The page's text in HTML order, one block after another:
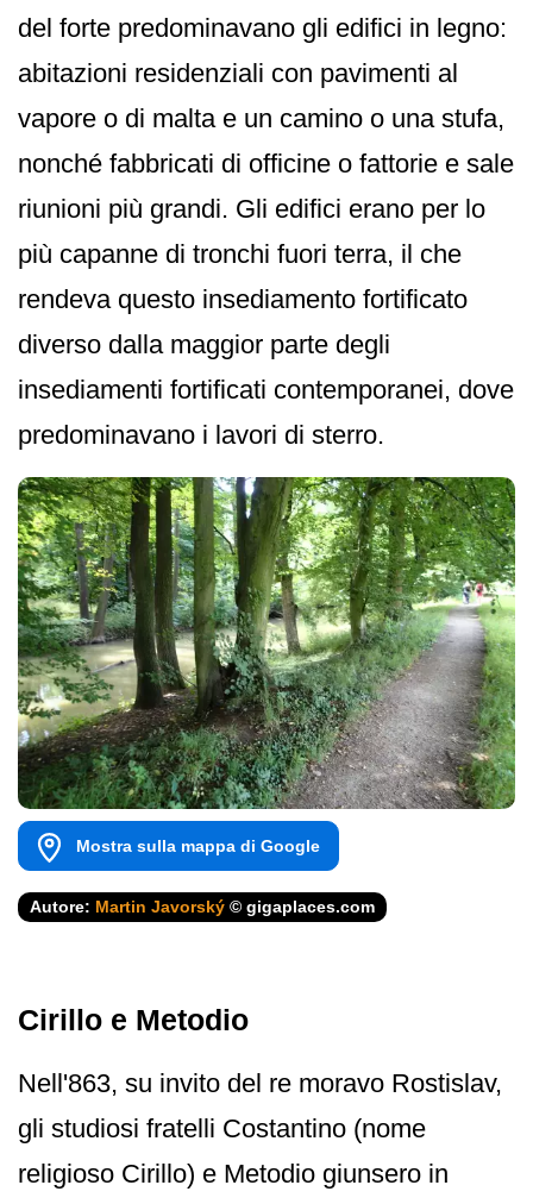
del forte predominavano gli edifici in legno:
abitazioni residenziali con pavimenti al
vapore o di malta e un camino o una stufa,
nonché fabbricati di officine o fattorie e sale
riunioni più grandi. Gli edifici erano per lo
più capanne di tronchi fuori terra, il che
rendeva questo insediamento fortificato
diverso dalla maggior parte degli
insediamenti fortificati contemporanei, dove
predominavano i lavori di sterro.
Mostra sulla mappa di Google
Autore: Martin Javorský © gigaplaces.com
Cirillo e Metodio
Nell'863, su invito del re moravo Rostislav,
gli studiosi fratelli Costantino (nome
religioso Cirillo) e Metodio giunsero in